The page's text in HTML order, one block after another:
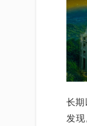
长期
发